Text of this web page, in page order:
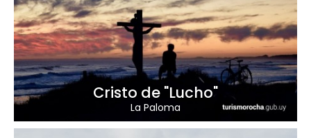
Cristo de "Lucho"
La Paloma